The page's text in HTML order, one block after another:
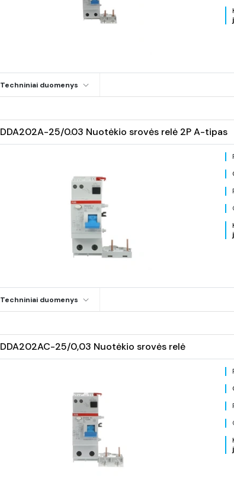
Techniniai duomenys
DDA202A-25/0.03 Nuotėkio srovės relė 2P A-tipas
Techniniai duomenys
DDA202AC-25/0,03 Nuotėkio srovės relė